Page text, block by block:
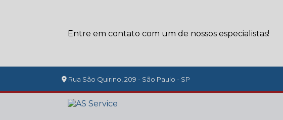
Entre em contato com um de nossos especialistas!
Rua São Quirino, 209 - São Paulo - SP